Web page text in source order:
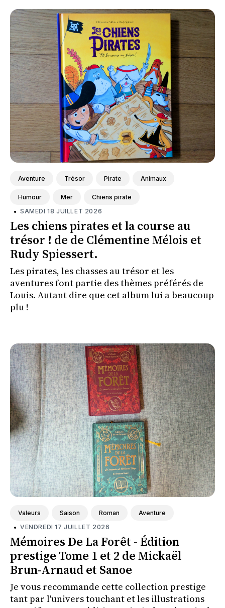
Aventure Trésor Pirate Animaux
Humour Mer Chiens pirate
• SAMEDI 18 JUILLET 2026
Les chiens pirates et la course au
trésor ! de de Clémentine Mélois et
Rudy Spiessert.
Les pirates, les chasses au trésor et les
aventures font partie des thèmes préférés de
Louis. Autant dire que cet album lui a beaucoup
plu !
Valeurs Saison Roman Aventure
• VENDREDI 17 JUILLET 2026
Mémoires De La Forêt - Édition
prestige Tome 1 et 2 de Mickaël
Brun-Arnaud et Sanoe
Je vous recommande cette collection prestige
tant par l'univers touchant et les illustrations